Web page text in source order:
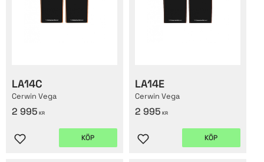
LA14C
Cerwin Vega
2 995 KR
Lägg till i favoriter
KÖP
LA14E
Cerwin Vega
2 995 KR
Lägg till i favoriter
KÖP